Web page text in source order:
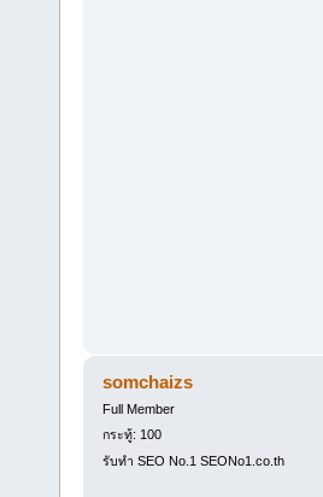
somchaizs
Full Member
กระทู้: 100
รับทำ SEO No.1 SEONo1.co.th